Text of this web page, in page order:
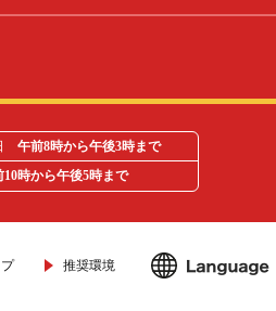
午前8時から午後3時まで
10時から午後5時まで
推奨環境